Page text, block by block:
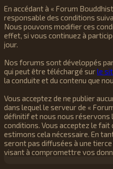
En accédant à « Forum
responsable des conditions
Nous pouvons modifier ces
effet, si vous continuez à
jour.
Nos forums sont développés
qui peut être téléchargé surle
la conduite et du contenu que
Vous acceptez de ne publier
dans lequel le serveur de «
définitif et nous nous réservons
conditions. Vous acceptez le fait
estimons cela nécessaire. En
seront pas diffusées à une
visant à compromettre vos